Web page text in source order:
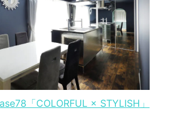
「COLORFUL × STYLISH」